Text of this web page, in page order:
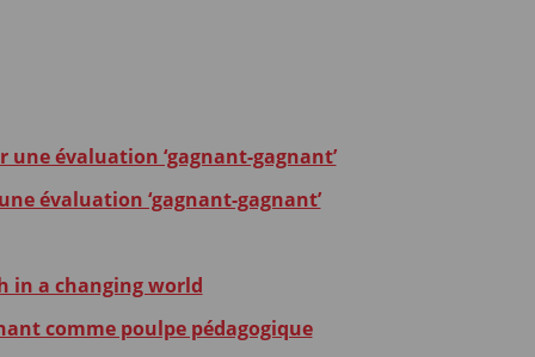
une évaluation ‘gagnant-gagnant’
évaluation ‘gagnant-gagnant’
in a changing world
comme poulpe pédagogique